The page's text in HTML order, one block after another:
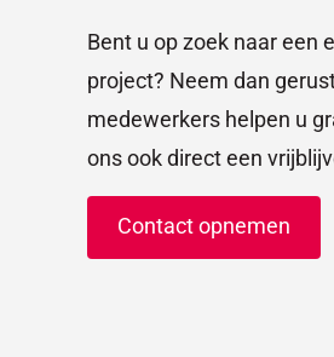
Bent u op zoek naar een
project? Neem dan
medewerkers helpen u
ons ook direct een
Contact opnemen